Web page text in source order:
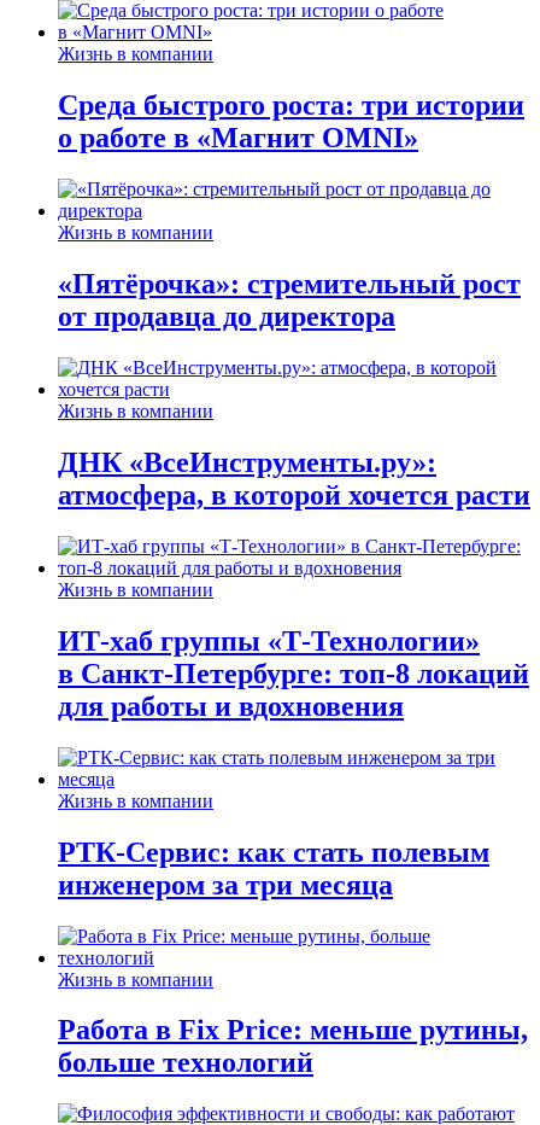
Жизнь в компании
Среда быстрого роста: три истории
о работе в «Магнит OMNI»
Жизнь в компании
«Пятёрочка»: стремительный рост
от продавца до директора
Жизнь в компании
ДНК «ВсеИнструменты.ру»:
атмосфера, в которой хочется расти
Жизнь в компании
ИТ-хаб группы «Т-Технологии»
в Санкт-Петербурге: топ-8 локаций
для работы и вдохновения
Жизнь в компании
РТК-Сервис: как стать полевым
инженером за три месяца
Жизнь в компании
Работа в Fix Price: меньше рутины,
больше технологий